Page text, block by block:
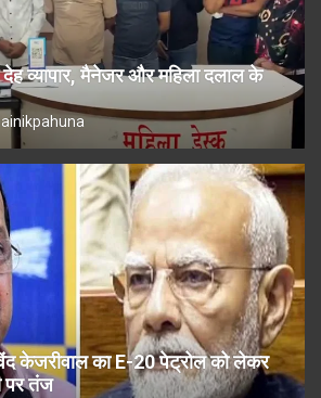
व्यापार, मैनेजर और महिला दलाल के
केजरीवाल का E-20 पेट्रोल को लेकर
पर तंज